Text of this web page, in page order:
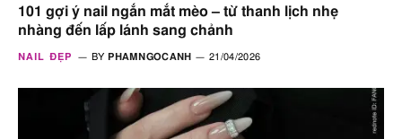
101 gợi ý nail ngắn mắt mèo – từ thanh lịch nhẹ
nhàng đến lấp lánh sang chảnh
NAIL ĐẸP BY PHAMNGOCANH 21/04/2026